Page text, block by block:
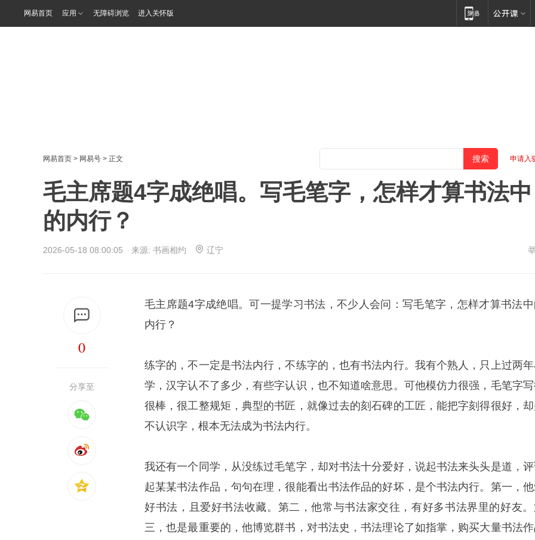
网易首页 应用 无障碍浏览 进入关怀版
网易首页 > 网易号 > 正文 申请入
毛主席题4字成绝唱。写毛笔字，怎样才算书法中
的内行？
2026-05-18 08:00:05 来源: 书画相约 辽宁
0
分享至
毛主席题4字成绝唱。可一提学习书法，不少人会问：写毛笔字，怎样才算书法
内行？
练字的，不一定是书法内行，不练字的，也有书法内行。我有个熟人，只上过两
学，汉字认不了多少，有些字认识，也不知道啥意思。可他模仿力很强，毛笔字
很棒，很工整规矩，典型的书匠，就像过去的刻石碑的工匠，能把字刻得很好，
不认识字，根本无法成为书法内行。
我还有一个同学，从没练过毛笔字，却对书法十分爱好，说起书法来头头是道，
起某某书法作品，句句在理，很能看出书法作品的好坏，是个书法内行。第一，
好书法，且爱好书法收藏。第二，他常与书法家交往，有好多书法界里的好友
三，也是最重要的，他博览群书，对书法史，书法理论了如指掌，购买大量书法